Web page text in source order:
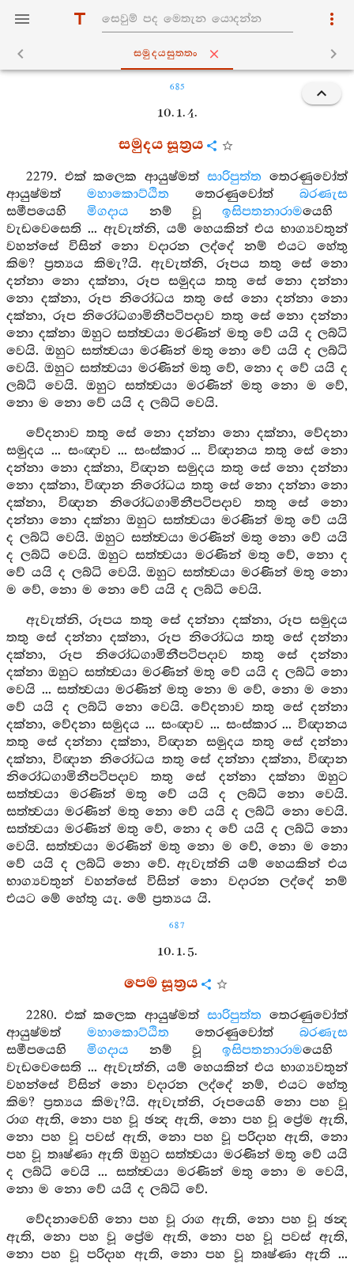
සමුදයසුත‍්තං
685
10. 1. 4.
සමුදය සූත්‍රය
2279. එක් කලෙක ආයුෂ්මත්සාරිපුත්ත තෙරණුවෝත්
ආයුෂ්මත් මහාකොට්ඨිත තෙරණුවෝත් බරණැස
සමීපයෙහි මිගදාය නම් වූඉසිපතනාරාමයෙහි
වැඩවෙසෙති ... ඇවැත්නි, යම් හෙයකින් එය භාග්‍යවතුන්
වහන්සේ විසින් නො වදාරන ලද්දේ නම් එයට හේතු
කිම? ප්‍රත්‍යය කිමැ?යි. ඇවැත්නි, රූපය තතු සේ නො
දන්නා නො දක්නා, රූප සමුදය තතු සේ නො දන්නා
නො දක්නා, රූප නිරෝධය තතු සේ නො දන්නා නො
දක්නා, රූප නිරෝධගාමිනීපටිපදාව තතු සේ නො දන්නා
නො දක්නා ඔහුට සත්ත්‍වයා මරණින් මතු වේ යයි ද ලබ්ධි
වෙයි. ඔහුට සත්ත්‍වයා මරණින් මතු නො වේ යයි ද ලබ්ධි
වෙයි. ඔහුට සත්ත්‍වයා මරණින් මතු වේ, නො ද වේ යයි ද
ලබ්ධි වෙයි. ඔහුට සත්ත්‍වයා මරණින් මතු නො ම වේ,
නො ම නො වේ යයි ද ලබ්ධි වෙයි.
වේදනාව තතු සේ නො දන්නා නො දක්නා, වේදනා
සමුදය ... සංඥාව ... සංස්කාර ... විඥානය තතු සේ නො
දන්නා නො දක්නා, විඥාන සමුදය තතු සේ නො දන්නා
නො දක්නා, විඥාන නිරෝධය තතු සේ නො දන්නා නො
දක්නා, විඥාන නිරෝධගාමිනීපටිපදාව තතු සේ නො
දන්නා නො දක්නා ඔහුට සත්ත්‍වයා මරණින් මතු වේ යයි
ද ලබ්ධි වෙයි. ඔහුට සත්ත්‍වයා මරණින් මතු නො වේ යයි
ද ලබ්ධි වෙයි. ඔහුට සත්ත්‍වයා මරණින් මතු වේ, නො ද
වේ යයි ද ලබ්ධි වෙයි. ඔහුට සත්ත්‍වයා මරණින් මතු නො
ම වේ, නො ම නො වේ යයි ද ලබ්ධි වෙයි.
ඇවැත්නි, රූපය තතු සේ දන්නා දක්නා, රූප සමුදය
තතු සේ දන්නා දක්නා, රූප නිරෝධය තතු සේ දන්නා
දක්නා, රූප නිරෝධගාමිනීපටිපදාව තතු සේ දන්නා
දක්නා ඔහුට සත්ත්‍වයා මරණින් මතු වේ යයි ද ලබ්ධි නො
වෙයි ... සත්ත්‍වයා මරණින් මතු නො ම වේ, නො ම නො
වේ යයි ද ලබ්ධි නො වෙයි. වේදනාව තතු සේ දන්නා
දක්නා, වේදනා සමුදය ... සංඥාව ... සංස්කාර ... විඥානය
තතු සේ දන්නා දක්නා, විඥාන සමුදය තතු සේ දන්නා
දක්නා, විඥාන නිරෝධය තතු සේ දන්නා දක්නා, විඥාන
නිරෝධගාමිනීපටිපදාව තතු සේ දන්නා දක්නා ඔහුට
සත්ත්‍වයා මරණින් මතු වේ යයි ද ලබ්ධි නො වෙයි.
සත්ත්‍වයා මරණින් මතු නො වේ යයි ද ලබ්ධි නො වෙයි.
සත්ත්‍වයා මරණින් මතු වේ, නො ද වේ යයි ද ලබ්ධි නො
වෙයි. සත්ත්‍වයා මරණින් මතු නො ම වේ, නො ම නො
වේ යයි ද ලබ්ධි නො වේ. ඇවැත්නි යම් හෙයකින් එය
භාග්‍යවතුන් වහන්සේ විසින් නො වදාරන ලද්දේ නම්
එයට මේ හේතු යැ. මේ ප්‍රත්‍යය යි.
687
10. 1. 5.
පෙම සූත්‍රය
2280. එක් කලෙක ආයුෂ්මත්සාරිපුත්ත තෙරණුවෝත්
ආයුෂ්මත් මහාකොට්ඨිත තෙරණුවෝත් බරණැස
සමීපයෙහි මිගදාය නම් වූඉසිපතනාරාමයෙහි
වැඩවෙසෙති ... ඇවැත්නි, යම් හෙයකින් එය භාග්‍යවතුන්
වහන්සේ විසින් නො වදාරන ලද්දේ නම්, එයට හේතු
කිම? ප්‍රත්‍යය කිමැ?යි. ඇවැත්නි, රූපයෙහි නො පහ වූ
රාග ඇති, නො පහ වූ ඡන්‍ද ඇති, නො පහ වූ ප්‍රේම ඇති,
නො පහ වූ පවස් ඇති, නො පහ වූ පරිදාහ ඇති, නො
පහ වූ තෘෂ්ණා ඇති ඔහුට සත්ත්‍වයා මරණින් මතු වේ යයි
ද ලබ්ධි වෙයි ... සත්ත්‍වයා මරණින් මතු නො ම වෙයි,
නො ම නො වේ යයි ද ලබ්ධි වේ.
වේදනාවෙහි නො පහ වූ රාග ඇති, නො පහ වූ ඡන්‍ද
ඇති, නො පහ වූ ප්‍රේම ඇති, නො පහ වූ පවස් ඇති,
නො පහ වූ පරිදාහ ඇති, නො පහ වූ තෘෂ්ණා ඇති ...